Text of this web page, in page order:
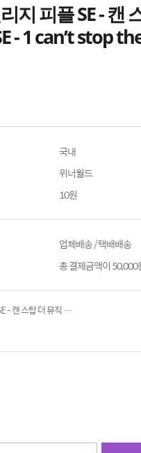
지 피플 SE - 캔
- 1 can’t stop
국내
위너월드
10원
업체배송 / 택배배송
총 결제금액이
[DVD] 빌리지 피플 SE - 캔 스탑 더 뮤직 (dts) (Village People SE - 1 can’t stop the music)